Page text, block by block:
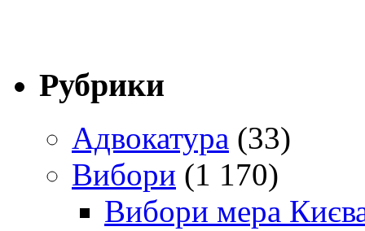
Рубрики
Адвокатура (33)
Вибори (1 170)
Вибори мера